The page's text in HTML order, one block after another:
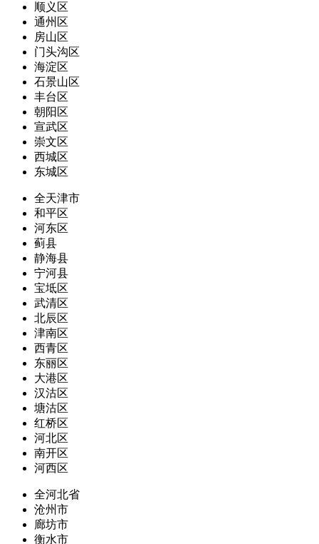
顺义区
通州区
房山区
门头沟区
海淀区
石景山区
丰台区
朝阳区
宣武区
崇文区
西城区
东城区
全天津市
和平区
河东区
蓟县
静海县
宁河县
宝坻区
武清区
北辰区
津南区
西青区
东丽区
大港区
汉沽区
塘沽区
红桥区
河北区
南开区
河西区
全河北省
沧州市
廊坊市
衡水市